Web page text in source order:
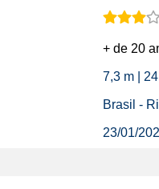
+ de 20
7,3 m |
Brasil -
23/01/